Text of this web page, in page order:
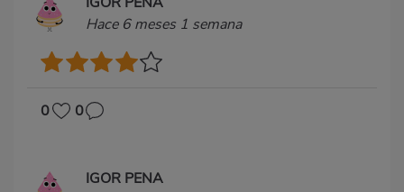
Hace 6 meses 1 semana
0 0
IGOR PENA